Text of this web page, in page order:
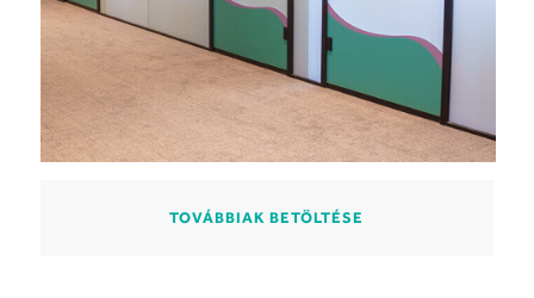
TOVÁBBIAK BETÖLTÉSE